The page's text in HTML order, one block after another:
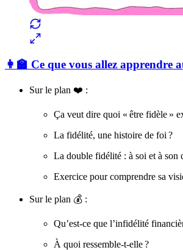
👩‍🏫 Ce que vous allez apprendre
Sur le plan ❤️ :
Ça veut dire quoi « être fidèle »
La fidélité, une histoire de foi ?
La double fidélité : à soi et à son
Exercice pour comprendre sa
Sur le plan 💰 :
Qu’est-ce que l’infidélité
À quoi ressemble-t-elle ?